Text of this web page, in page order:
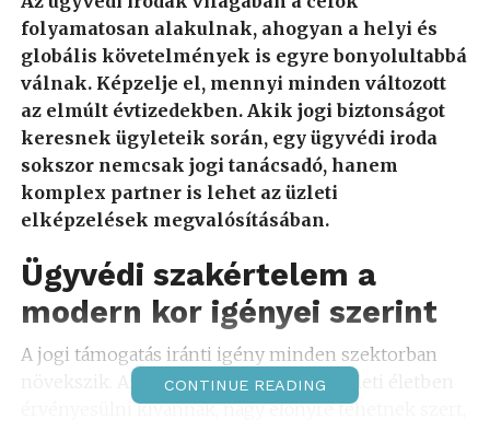
folyamatosan alakulnak, ahogyan a helyi és
globális követelmények is egyre bonyolultabbá
válnak. Képzelje el, mennyi minden változott
az elmúlt évtizedekben. Akik jogi biztonságot
keresnek ügyleteik során, egy ügyvédi iroda
sokszor nemcsak jogi tanácsadó, hanem
komplex partner is lehet az üzleti
elképzelések megvalósításában.
Ügyvédi szakértelem a
modern kor igényei szerint
A jogi támogatás iránti igény minden szektorban
növekszik. Azok a cégek, amelyek az üzleti életben
érvényesülni kívánnak, nagy előnyre tehetnek szert,
CONTINUE READING